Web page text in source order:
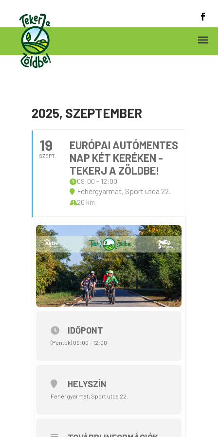
2025, SZEPTEMBER
19
SZEPT.
EURÓPAI AUTÓMENTES
NAP KÉT KERÉKEN -
TEKERJ A ZÖLDBE!
09:00 - 12:00
Fehérgyarmat, Sport utca 22.
20 km
IDŐPONT
(Péntek) 09:00 - 12:00
HELYSZÍN
Fehérgyarmat, Sport utca 22.